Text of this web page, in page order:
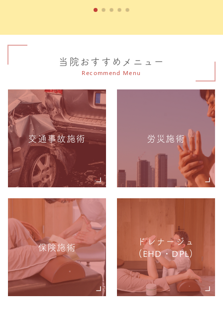
当院おすすめメニュー
Recommend Menu
交通事故施術 労災施術
保険施術
ドレナージュ
(EHD・DPL)